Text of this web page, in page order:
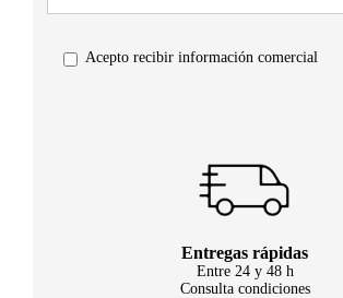
Acepto recibir información comercial
Entregas rápidas
Entre 24 y 48 h
Consulta condiciones